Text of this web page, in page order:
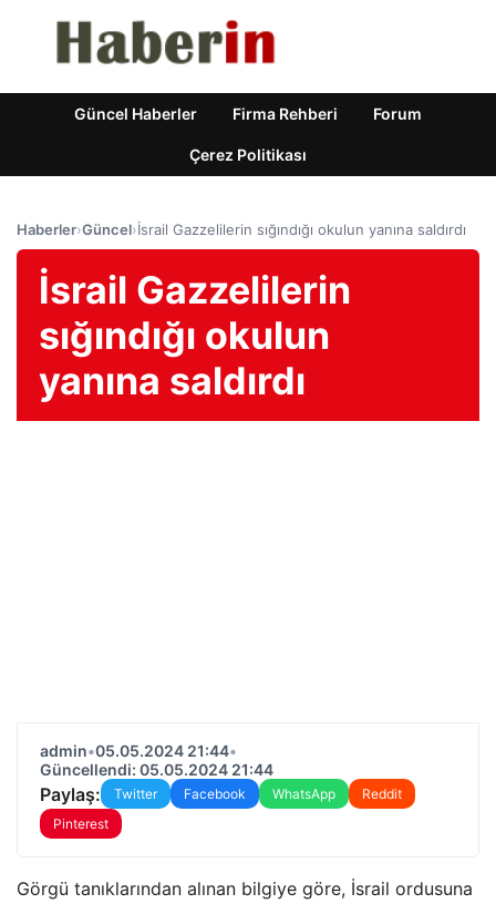
Güncel Haberler Firma Rehberi Forum
Çerez Politikası
Haberler›Güncel›İsrail Gazzelilerin sığındığı okulun yanına saldırdı
İsrail Gazzelilerin
sığındığı okulun
yanına saldırdı
admin•05.05.2024 21:44•
Güncellendi: 05.05.2024 21:44
Paylaş: Twitter Facebook WhatsApp
Reddit
Pinterest
Görgü tanıklarından alınan bilgiye göre, İsrail ordusuna